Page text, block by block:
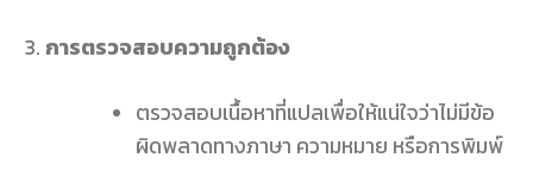
การตรวจสอบความถูกต้อง
ตรวจสอบเนื้อหาที่แปลเพื่อให้แน่ใจว่าไม่มีข้อ
ผิดพลาดทางภาษา ความหมาย หรือการพิมพ์